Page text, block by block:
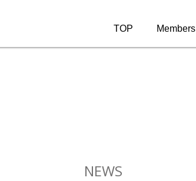
TOP Members
NEWS